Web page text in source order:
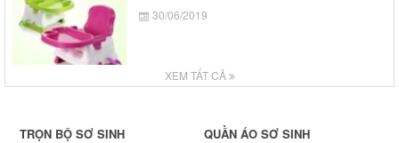
30/06/2019
XEM TẤT CẢ
TRỌN BỘ SƠ SINH QUẦN ÁO SƠ SINH